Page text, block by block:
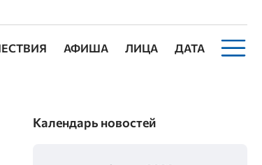
АФИША ЛИЦА ДАТА
Календарь новостей